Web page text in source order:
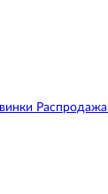
Распродажа